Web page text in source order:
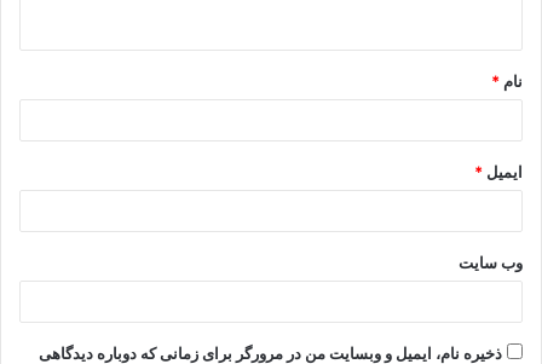
نام *
ایمیل *
وب‌ سایت
ذخیره نام، ایمیل و وبسایت من در مرورگر برای زمانی که دوباره دیدگاهی